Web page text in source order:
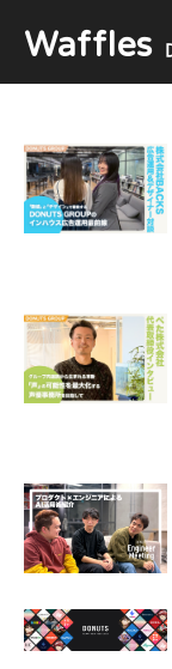
Waffles
ミクチャ